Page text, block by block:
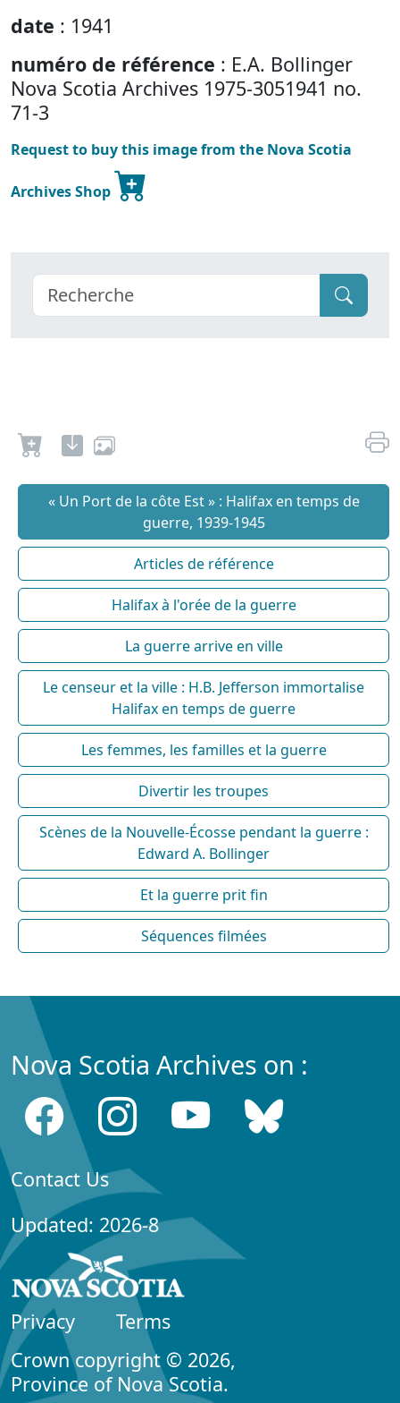
date : 1941
numéro de référence : E.A. Bollinger
Nova Scotia Archives 1975-3051941 no.
71-3
Request to buy this image from the Nova Scotia
Archives Shop
« Un Port de la côte Est » : Halifax en temps de
guerre, 1939-1945
Articles de référence
Halifax à l'orée de la guerre
La guerre arrive en ville
Le censeur et la ville : H.B. Jefferson immortalise
Halifax en temps de guerre
Les femmes, les familles et la guerre
Divertir les troupes
Scènes de la Nouvelle-Écosse pendant la guerre :
Edward A. Bollinger
Et la guerre prit fin
Séquences filmées
Nova Scotia Archives on :
Contact Us
Updated: 2026-8
Privacy
Terms
Crown copyright © 2026,
Province of Nova Scotia.